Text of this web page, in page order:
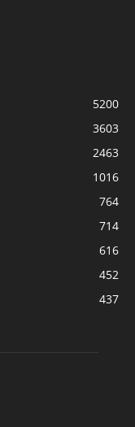
5200
3603
2463
1016
764
714
616
452
437